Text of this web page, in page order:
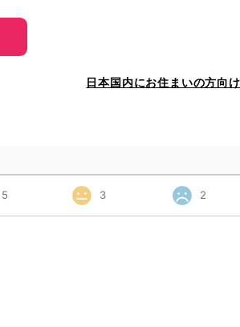
日本国内にお住まいの方向け
3 2